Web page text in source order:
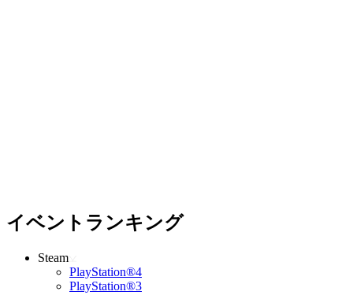
イベントランキング
Steam
PlayStation®4
PlayStation®3